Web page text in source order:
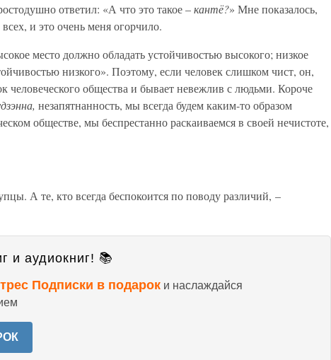
ответил: «А что это такое –кантё?» Мне показалось,
и это очень меня огорчило.
место должно обладать устойчивостью высокого; низкое
низкого». Поэтому, если человек слишком чист, он,
человеческого общества и бывает невежлив с людьми. Короче
незапятнанность, мы всегда будем каким-то образом
обществе, мы беспрестанно раскаиваемся в своей нечистоте,
А те, кто всегда беспокоится по поводу различий, –
и аудиокниг! 📚
Подписки в подарок и наслаждайся